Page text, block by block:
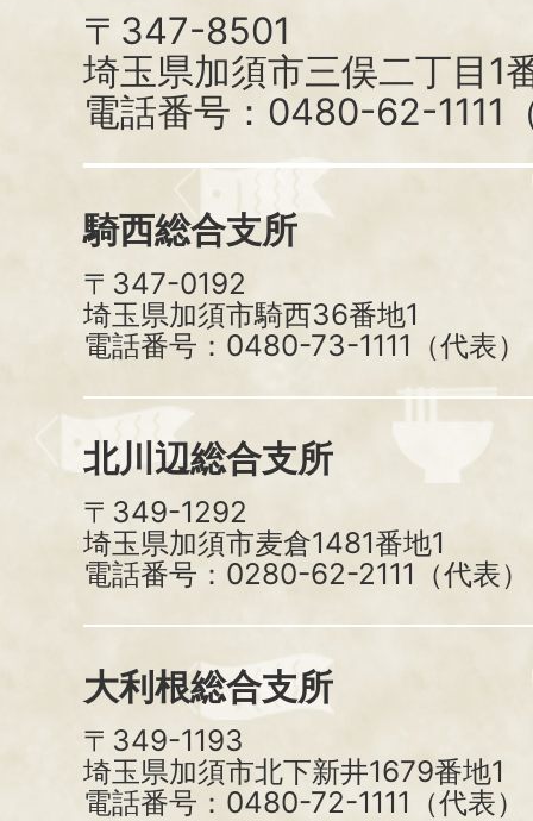
〒347-8501
埼玉県加須市三俣二丁目1
電話番号：0480-62-1111
騎西総合支所
〒347-0192
埼玉県加須市騎西36番地1
電話番号：0480-73-1111（代表）
北川辺総合支所
〒349-1292
埼玉県加須市麦倉1481番地1
電話番号：0280-62-2111（代表）
大利根総合支所
〒349-1193
埼玉県加須市北下新井1679番地1
電話番号：0480-72-1111（代表）